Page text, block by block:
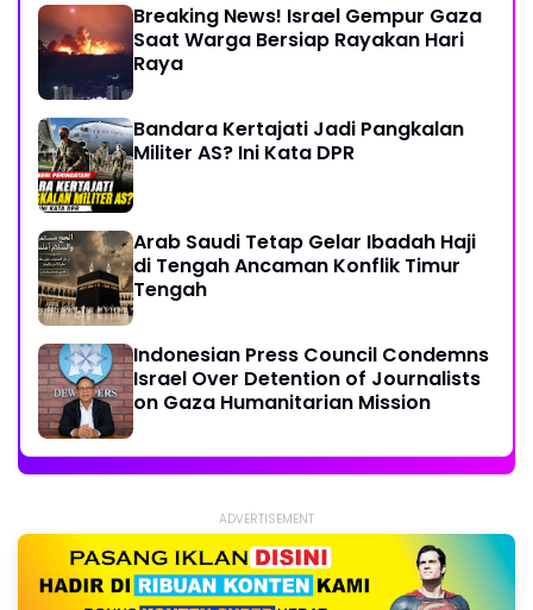
Breaking News! Israel Gempur Gaza
Saat Warga Bersiap Rayakan Hari
Raya
Bandara Kertajati Jadi Pangkalan
Militer AS? Ini Kata DPR
Arab Saudi Tetap Gelar Ibadah Haji
di Tengah Ancaman Konflik Timur
Tengah
Indonesian Press Council Condemns
Israel Over Detention of Journalists
on Gaza Humanitarian Mission
ADVERTISEMENT